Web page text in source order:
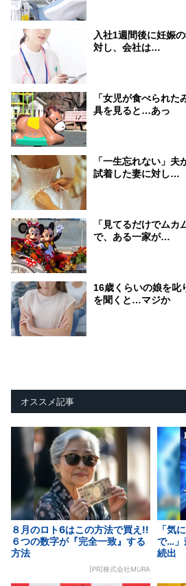
入社1週間後に妊娠
対し、会社は…
「女児が食べられ
具を見ると…あっ
「一生忘れない」
試着した妻に対し…
「見てるだけでム
で、ある一家が…
16歳くらいの娘を叱
を聞くと…マジか
オススメ記事
８月のロト6はこの方法で買え!!
６つの数字が『完全一致』する
方法
[PR]株式会社MURA
「気
で…」
続出